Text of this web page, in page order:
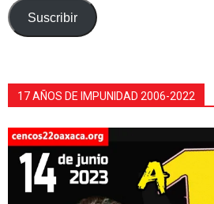
electrónico
Suscribir
17 AÑOS DE IMPUNIDAD 2006-2022